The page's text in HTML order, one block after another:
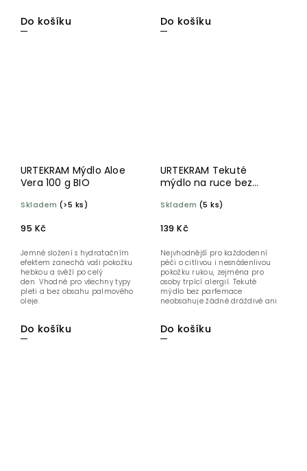
Do košíku Do košíku
URTEKRAM Mýdlo Aloe
Vera 100 g BIO
Skladem (>5 ks)
95 Kč
Do košíku
Jemné složení s hydratačním
efektem zanechá vaši pokožku
hebkou a svěží po celý
den. Vhodné pro všechny typy
pleti a bez obsahu palmového
oleje.
URTEKRAM Tekuté
mýdlo na ruce bez
Skladem (5 ks)
139 Kč
Do košíku
Nejvhodnější pro každodenní
péči o citlivou i nesnášenlivou
pokožku rukou, zejména pro
osoby trpící alergií. Tekuté
mýdlo bez parfemace
neobsahuje žádné dráždivé ani